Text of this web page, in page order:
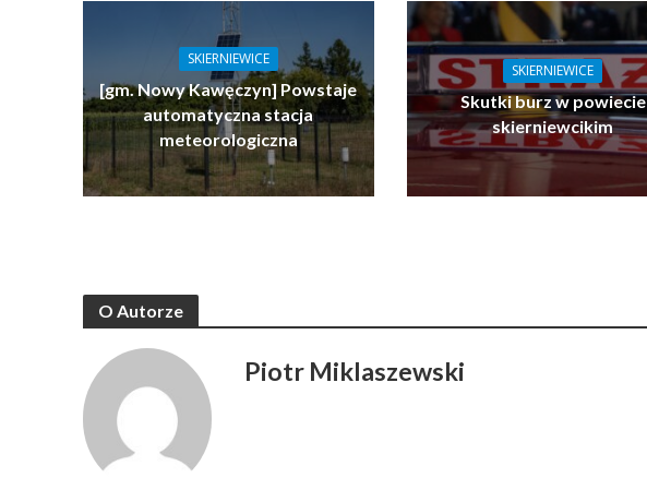
SKIERNIEWICE
[gm. Nowy Kawęczyn] Powstaje
automatyczna stacja
meteorologiczna
SKIERNIEWICE
Skutki burz w powiecie
skierniewcikim
O Autorze
Piotr Miklaszewski